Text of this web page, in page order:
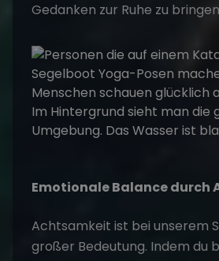
Gedanken zur Ruhe zu
Emotionale Balance durch
Achtsamkeit ist bei unserem
großer Bedeutung. Indem du